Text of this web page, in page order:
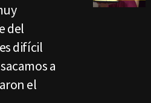
del
difícil
a
el